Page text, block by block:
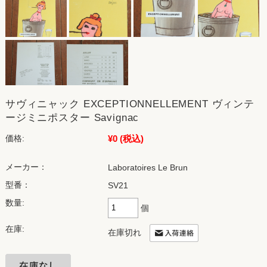
サヴィニャック EXCEPTIONNELLEMENT ヴィンテ
ージミニポスター Savignac
価格: ¥0 (税込)
メーカー：
Laboratoires Le Brun
型番：
SV21
数量:
個
在庫: 在庫切れ